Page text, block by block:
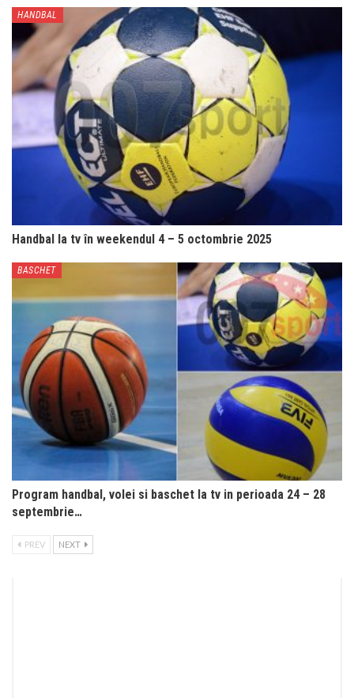
HANDBAL
Handbal la tv în weekendul 4 – 5 octombrie 2025
BASCHET
Program handbal, volei si baschet la tv in perioada 24 – 28
septembrie…
PREV NEXT